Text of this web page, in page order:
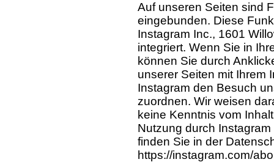
Auf unseren Seiten sind
eingebunden. Diese
Instagram Inc., 1601
integriert. Wenn Sie in
können Sie durch
unserer Seiten mit Ihrem
Instagram den Besuch
zuordnen. Wir weisen
keine Kenntnis vom
Nutzung durch
finden Sie in der
https://instagram.com/